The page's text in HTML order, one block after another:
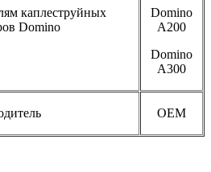
каплеструйных
Domino
Domino
A200
Domino
A300
OEM